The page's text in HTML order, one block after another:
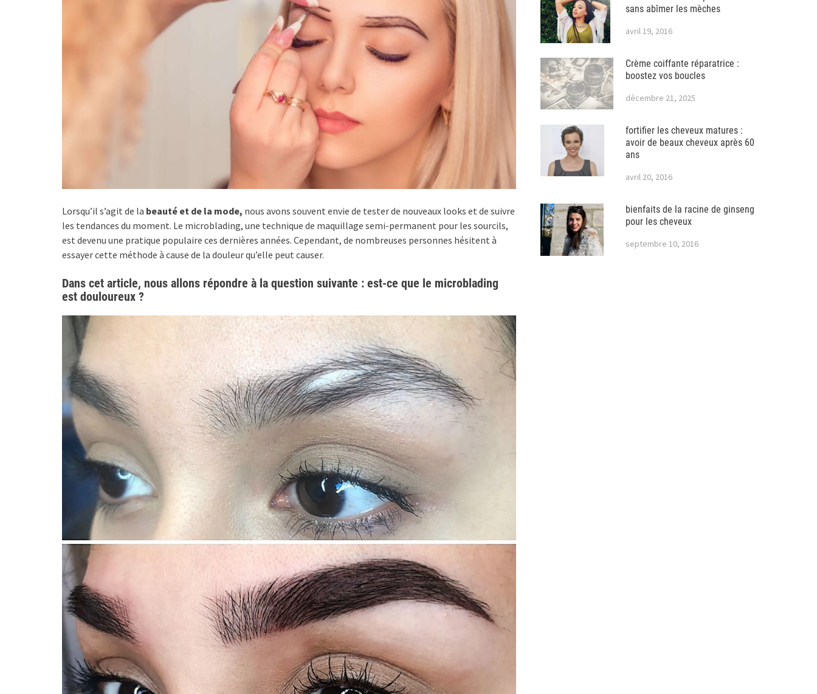
Lorsqu’il s’agit de la beauté et de la mode, nous avons souvent envie de tester de nouveaux looks et de suivre
les tendances du moment. Le microblading, une technique de maquillage semi-permanent pour les sourcils,
est devenu une pratique populaire ces dernières années. Cependant, de nombreuses personnes hésitent à
essayer cette méthode à cause de la douleur qu’elle peut causer.
Dans cet article, nous allons répondre à la question suivante : est-ce que le microblading
est douloureux ?
sans abîmer les mèches
avril 19, 2016
Crème coiffante réparatrice :
boostez vos boucles
décembre 21, 2025
fortifier les cheveux matures :
avoir de beaux cheveux après 60
ans
avril 20, 2016
bienfaits de la racine de ginseng
pour les cheveux
septembre 10, 2016